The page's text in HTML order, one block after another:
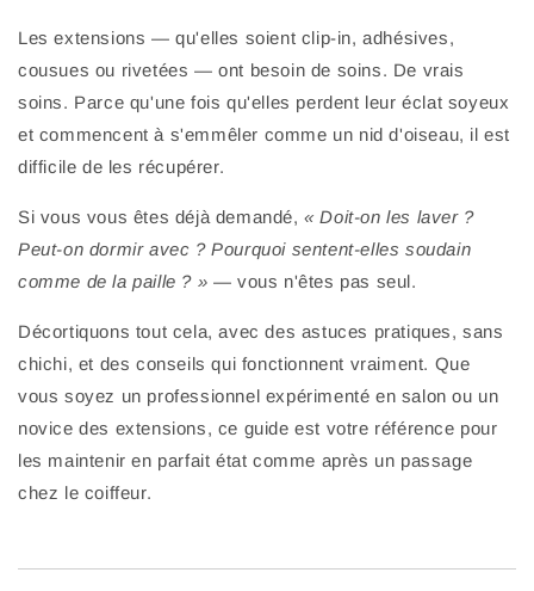
Les extensions — qu'elles soient clip-in, adhésives,
cousues ou rivetées — ont besoin de soins. De vrais
soins. Parce qu'une fois qu'elles perdent leur éclat soyeux
et commencent à s'emmêler comme un nid d'oiseau, il est
difficile de les récupérer.
Si vous vous êtes déjà demandé,« Doit-on les laver ?
Peut-on dormir avec ? Pourquoi sentent-elles soudain
comme de la paille ? » — vous n'êtes pas seul.
Décortiquons tout cela, avec des astuces pratiques, sans
chichi, et des conseils qui fonctionnent vraiment. Que
vous soyez un professionnel expérimenté en salon ou un
novice des extensions, ce guide est votre référence pour
les maintenir en parfait état comme après un passage
chez le coiffeur.